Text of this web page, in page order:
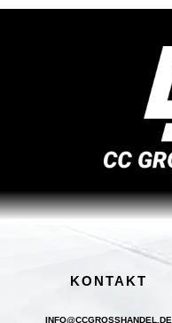
KONTAKT
INFO@CCGROSSHANDEL.DE